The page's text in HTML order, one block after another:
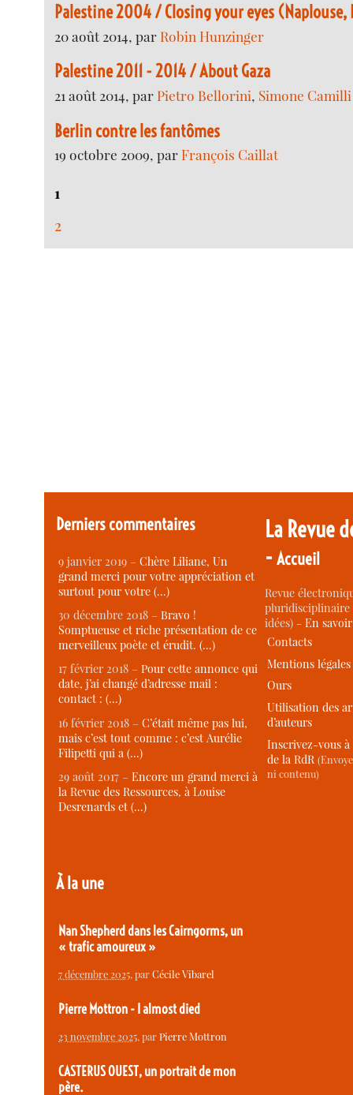
Palestine 2004 / Closing your eyes
20 août 2014, par Robin Hunzinger
Palestine 2011 - 2014 / About Gaza
21 août 2014, par Pietro Bellorini, Simone Camilli
Berlin contre les fantômes
19 octobre 2009, parFrançois Caillat
1
2
Derniers commentaires
9 janvier 2019 –Chère Liliane, Un
grand merci pour votre appréciation et
surtout pour votre (…)
30 décembre 2018 –Bravo !
Somptueuse et riche présentation de ce
merveilleux poète et érudit. (…)
17 février 2018 –Pour cette annonce qui
date, j’ai changé d’adresse mail :
contact : (…)
16 février 2018 –C’était même pas lui,
mais c’est tout comme : c’est Aurélie
Filipetti qui a (…)
29 août 2017 –Encore un grand merci à
la Revue des Ressources, à Louise
Desrenards et (…)
À la une
Nan Shepherd dans les Cairngorms, un
« trafic amoureux »
7 décembre 2025, parCécile Vibarel
Pierre Mottron - I almost died
23 novembre 2025, parPierre Mottron
CASTERUS OUEST, un portrait de mon
père.
La Revue
-Accueil
Revue
idées) -En
Contacts
Mentions légales
Ours
Utilisation des
d’auteurs
Inscrivez-vous
de la RdR
ni contenu)